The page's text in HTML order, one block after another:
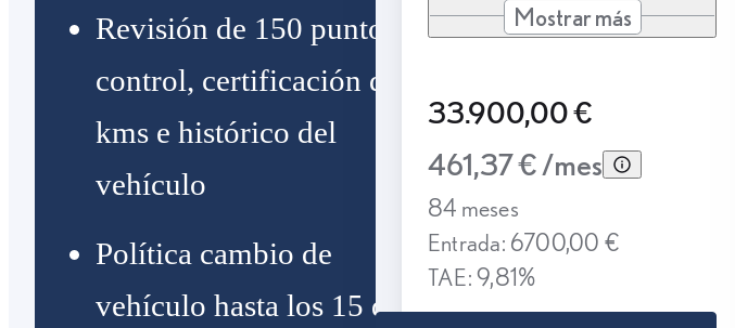
Revisión de 150 puntos de
control, certificación de
kms e histórico del
vehículo
Política cambio de
vehículo hasta los 15 días
Mostrar más
33.900,00 €
461,37 € /mes
84 meses
Entrada: 6700,00 €
TAE: 9,81%